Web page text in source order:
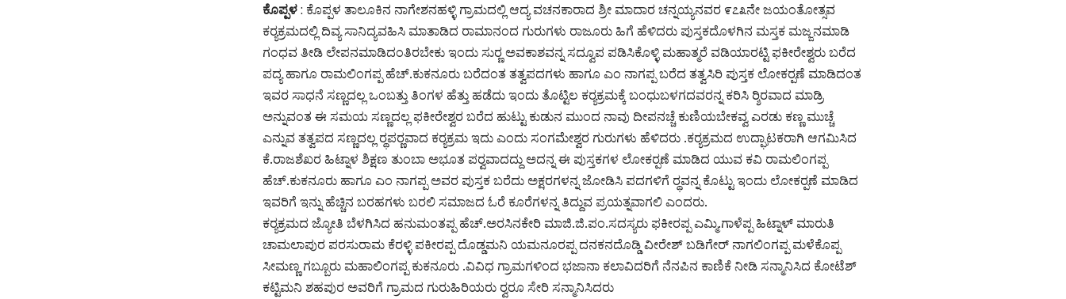
ಕೊಪ್ಪಳ : ಕೊಪ್ಪಳ ತಾಲೂಕಿನ ನಾಗೇಶನಹಳ್ಳಿ ಗ್ರಾಮದಲ್ಲಿ ಆದ್ಯ ವಚನಕಾರಾದ ಶ್ರೀ ಮಾದಾರ ಚನ್ನಯ್ಯನವರ ೯೭೩ನೇ ಜಯಂತೋತ್ಸವ
ಕರ‍್ಯಕ್ರಮದಲ್ಲಿ ದಿವ್ಯ ಸಾನಿದ್ಯವಹಿಸಿ ಮಾತಾಡಿದ ರಾಮಾನಂದ ಗುರುಗಳು ರಾಜೂರು ಹಿಗೆ ಹೆಳಿದರು ಪುಸ್ತಕದೊಳಗಿನ ಮಸ್ತಕ ಮಜ್ಜನಮಾಡಿ
ಗಂಧವ ತೀಡಿ ಲೇಪನಮಾಡಿದಂತಿರಬೇಕು ಇಂದು ಸುರ‍್ಣ ಅವಕಾಶವನ್ನ ಸದ್ವೂಪ ಪಡಿಸಿಕೊಳ್ಳಿ ಮಹಾತ್ಮರೆ ವಡಿಯಾರಟ್ಟಿ ಫಕೀರೇಶ್ವರು ಬರೆದ
ಪದ್ಯ ಹಾಗೂ ರಾಮಲಿಂಗಪ್ಪ ಹೆಚ್.ಕುಕನೂರು ಬರೆದಂತ ತತ್ವಪದಗಳು ಹಾಗೂ ಎಂ ನಾಗಪ್ಪ ಬರೆದ ತತ್ವಸಿರಿ ಪುಸ್ತಕ ಲೋಕರ‍್ಪಣೆ ಮಾಡಿದಂತ
ಇವರ ಸಾಧನೆ ಸಣ್ಣದಲ್ಲ ಒಂಬತ್ತು ತಿಂಗಳ ಹೆತ್ತು ಹಡೆದು ಇಂದು ತೊಟ್ಟಿಲ ಕರ‍್ಯಕ್ರಮಕ್ಕೆ ಬಂಧುಬಳಗದವರನ್ನ ಕರಿಸಿ ರ‍್ಶಿರವಾದ ಮಾಡ್ರಿ
ಅನ್ನುವಂತ ಈ ಸಮಯ ಸಣ್ಣದಲ್ಲ ಫಕೀರೇಶ್ವರ ಬರೆದ ಹುಟ್ಟು ಕುಡುನ ಮುಂದ ನಾವು ದೀಪನಚ್ಚೆ ಕುಣಿಯಬೇಕವ್ವ ಎರಡು ಕಣ್ಣ ಮುಚ್ಚೆ
ಎನ್ನುವ ತತ್ವಪದ ಸಣ್ಣದಲ್ಲ ರ‍್ಥಪರ‍್ಣವಾದ ಕರ‍್ಯಕ್ರಮ ಇದು ಎಂದು ಸಂಗಮೇಶ್ವರ ಗುರುಗಳು ಹೆಳಿದರು .ಕರ‍್ಯಕ್ರಮದ ಉದ್ಘಾಟಕರಾಗಿ ಆಗಮಿಸಿದ
ಕೆ.ರಾಜಶೆಖರ ಹಿಟ್ನಾಳ ಶಿಕ್ಷಣ ತುಂಬಾ ಅಭೂತ ಪರ‍್ವವಾದದ್ದು ಅದನ್ನ ಈ ಪುಸ್ತಕಗಳ ಲೋಕರ‍್ಪಣೆ ಮಾಡಿದ ಯುವ ಕವಿ ರಾಮಲಿಂಗಪ್ಪ
ಹೆಚ್.ಕುಕನೂರು ಹಾಗೂ ಎಂ ನಾಗಪ್ಪ ಅವರ ಪುಸ್ತಕ ಬರೆದು ಅಕ್ಷರಗಳನ್ನ ಜೋಡಿಸಿ ಪದಗಳಿಗೆ ರ‍್ಥವನ್ನ ಕೊಟ್ಟು ಇಂದು ಲೋಕರ‍್ಪಣೆ ಮಾಡಿದ
ಇವರಿಗೆ ಇನ್ನು ಹೆಚ್ಚಿನ ಬರಹಗಳು ಬರಲಿ ಸಮಾಜದ ಓರೆ ಕೂರೆಗಳನ್ನ ತಿದ್ದುವ ಪ್ರಯತ್ನವಾಗಲಿ ಎಂದರು.
ಕರ‍್ಯಕ್ರಮದ ಜ್ಯೋತಿ ಬೆಳಗಿಸಿದ ಹನುಮಂತಪ್ಪ ಹೆಚ್.ಅರಸಿನಕೇರಿ ಮಾಜಿ.ಜಿ.ಪಂ.ಸದಸ್ಯರು ಫಕೀರಪ್ಪ ಎಮ್ಮಿ.ಗಾಳೆಪ್ಪ ಹಿಟ್ನಾಳ್ ಮಾರುತಿ
ಚಾಮಲಾಪುರ ಪರಸುರಾಮ ಕೆರಳ್ಳಿ ಪಕೀರಪ್ಪ ದೊಡ್ಡಮನಿ ಯಮನೂರಪ್ಪ ದನಕನದೊಡ್ಡಿ ವೀರೇಶ್ ಬಡಿಗೇರ್ ನಾಗಲಿಂಗಪ್ಪ ಮಳೆಕೊಪ್ಪ
ಸೀಮಣ್ಣ ಗಬ್ಬೂರು ಮಹಾಲಿಂಗಪ್ಪ ಕುಕನೂರು .ವಿವಿಧ ಗ್ರಾಮಗಳಿಂದ ಭಜಾನಾ ಕಲಾವಿದರಿಗೆ ನೆನಪಿನ ಕಾಣಿಕೆ ನೀಡಿ ಸನ್ಮಾನಿಸಿದ ಕೋಟೆಶ್
ಕಟ್ಟಿಮನಿ ಶಹಪುರ ಅವರಿಗೆ ಗ್ರಾಮದ ಗುರುಹಿರಿಯರು ರ‍್ವರೂ ಸೇರಿ ಸನ್ಮಾನಿಸಿದರು